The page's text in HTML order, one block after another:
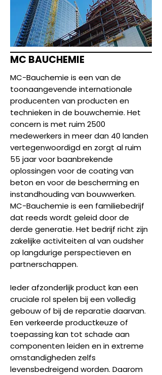
MC BAUCHEMIE
MC-Bauchemie is een van de
toonaangevende internationale
producenten van producten en
technieken in de bouwchemie. Het
concern is met ruim 2500
medewerkers in meer dan 40 landen
vertegenwoordigd en zorgt al ruim
55 jaar voor baanbrekende
oplossingen voor de coating van
beton en voor de bescherming en
instandhouding van bouwwerken.
MC-Bauchemie is een familiebedrijf
dat reeds wordt geleid door de
derde generatie. Het bedrijf richt zijn
zakelijke activiteiten al van oudsher
op langdurige perspectieven en
partnerschappen.
Ieder afzonderlijk product kan een
cruciale rol spelen bij een volledig
gebouw of bij de reparatie daarvan.
Een verkeerde productkeuze of
toepassing kan tot schade aan
componenten leiden en in extreme
omstandigheden zelfs
levensbedreigend worden. Daarom